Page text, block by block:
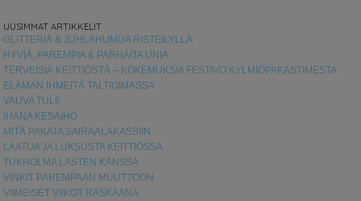
UUSIMMAT ARTIKKELIT
GLITTERIÄ & JUHLAHUMUA RISTEILYLLÄ
HYVIÄ, PAREMPIA & PARHAITA UNIA
TERVEISIÄ KEITTIÖSTÄ – KOKEMUKSIA FESTIVO KYLMIÖPAKASTIMESTA
ELÄMÄN IHMEITÄ TALTIOIMASSA
VAUVA TULI!
IHANA KESÄIHO
MITÄ PAKATA SAIRAALAKASSIIN
LAATUA JA LUKSUSTA KEITTIÖSSÄ
TUKHOLMA LASTEN KANSSA
VINKIT PAREMPAAN MUUTTOON
VIIMEISET VIIKOT RASKAANA